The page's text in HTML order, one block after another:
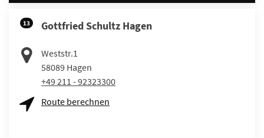
13 Gottfried Schultz Hagen
Weststr.1
58089 Hagen
+49 211 - 92323300
Route berechnen